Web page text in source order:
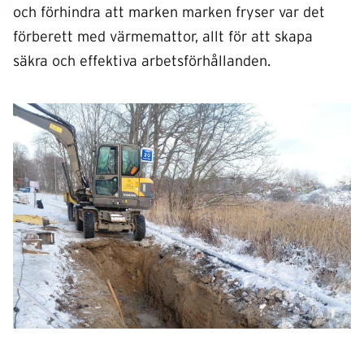
och förhindra att marken marken fryser var det
förberett med värmemattor, allt för att skapa
säkra och effektiva arbetsförhållanden.